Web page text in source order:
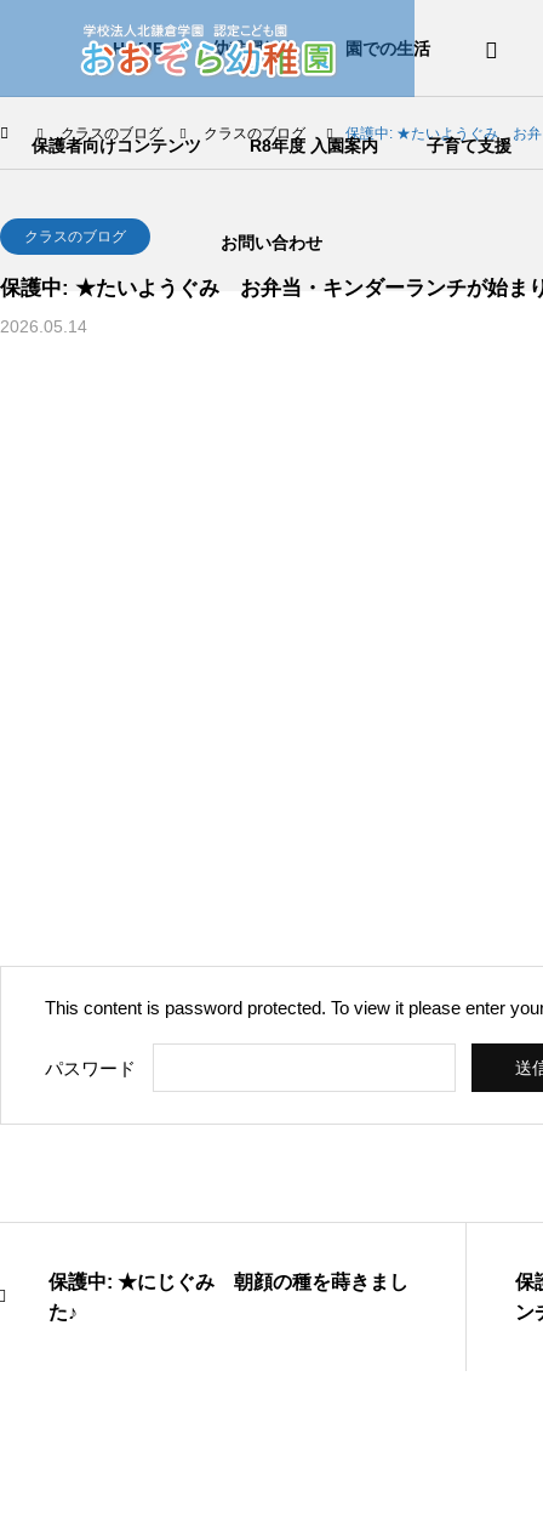
HOME 幼稚園紹介 園での生活
保護者向けコンテンツ R8年度 入園案内 子育て支援
お問い合わせ
クラスのブログ クラスのブログ 保護中: ★たいようぐみ お弁
クラスのブログ
保護中: ★たいようぐみ お弁当・キンダーランチが始ま
2026.05.14
This content is password protected. To view it please enter
パスワード
保護中: ★にじぐみ 朝顔の種を蒔きまし
た♪
保
ン